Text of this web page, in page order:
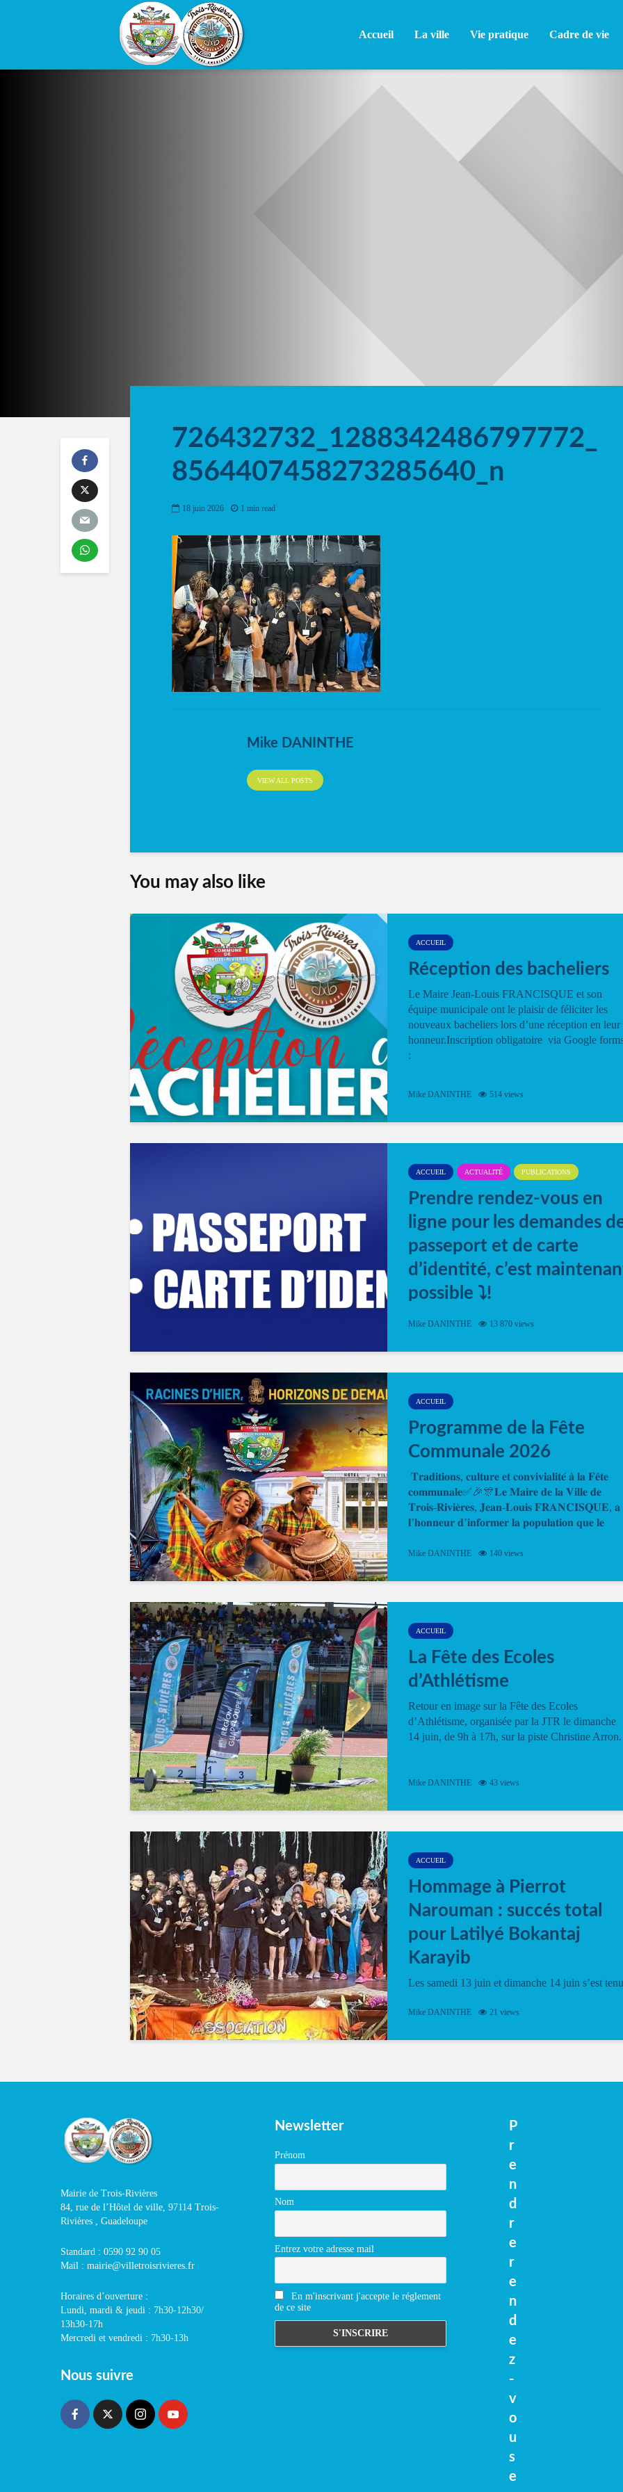
Accueil La ville Vie pratique Cadre de vie
726432732_1288342486797772_
8564407458273285640_n
18 juin 2026 1 min read
Mike DANINTHE
VIEW ALL POSTS
You may also like
ACCUEIL
Réception des bacheliers
Le Maire Jean-Louis FRANCISQUE et son
équipe municipale ont le plaisir de féliciter les
nouveaux bacheliers lors d’une réception en leur
honneur.Inscription obligatoire via Google
:
Mike DANINTHE 514 views
ACCUEIL ACTUALITÉ PUBLICATIONS
Prendre rendez-vous en
ligne pour les demandes
passeport et de carte
d’identité, c’est
possible ⤵️!
Désormais, il est possible de prendre rendez-
Mike DANINTHE 13 870 views
ACCUEIL
Programme de la Fête
Communale 2026
𝐓𝐫𝐚𝐝𝐢𝐭𝐢𝐨𝐧𝐬, 𝐜𝐮𝐥𝐭𝐮𝐫𝐞 𝐞𝐭 𝐜𝐨𝐧𝐯𝐢𝐯𝐢𝐚𝐥𝐢𝐭𝐞́ 𝐚̀ 𝐥𝐚 𝐅𝐞̂𝐭𝐞
𝐜𝐨𝐦𝐦𝐮𝐧𝐚𝐥𝐞✅🎉🎊𝐋𝐞 𝐌𝐚𝐢𝐫𝐞 𝐝𝐞 𝐥𝐚 𝐕𝐢𝐥𝐥𝐞 𝐝𝐞
𝐓𝐫𝐨𝐢𝐬-𝐑𝐢𝐯𝐢𝐞̀𝐫𝐞𝐬, 𝐉𝐞𝐚𝐧-𝐋𝐨𝐮𝐢𝐬 𝐅𝐑𝐀𝐍𝐂𝐈𝐒𝐐𝐔𝐄, 𝐚
𝐥’𝐡𝐨𝐧𝐧𝐞𝐮𝐫 𝐝’𝐢𝐧𝐟𝐨𝐫𝐦𝐞𝐫 𝐥𝐚 𝐩𝐨𝐩𝐮𝐥𝐚𝐭𝐢𝐨𝐧 𝐪𝐮𝐞 𝐥𝐞
Mike DANINTHE 140 views
ACCUEIL
La Fête des Ecoles
d’Athlétisme
Retour en image sur la Fête des Ecoles
d’Athlétisme, organisée par la JTR le dimanche
14 juin, de 9h à 17h, sur la piste Christine Arron.
Mike DANINTHE 43 views
ACCUEIL
Hommage à Pierrot
Narouman : succés total
pour Latilyé Bokantaj
Karayib
Les samedi 13 juin et dimanche 14 juin s’est tenu
vibrant à Pierrot Narouman, organisé par
spectacle de fin d’année, présenté à la salle...
Mike DANINTHE 21 views
Mairie de Trois-Rivières
84, rue de l’Hôtel de ville, 97114 Trois-
Rivières , Guadeloupe
Standard : 0590 92 90 05
Mail : mairie@villetroisrivieres.fr
Horaires d’ouverture :
Lundi, mardi & jeudi : 7h30-12h30/
13h30-17h
Mercredi et vendredi : 7h30-13h
Nous suivre
Newsletter
Prénom
Nom
Entrez votre adresse mail
En m'inscrivant j'accepte le réglement
de ce site
P
r
e
n
d
r
e
r
e
n
d
e
z
-
v
o
u
s
e